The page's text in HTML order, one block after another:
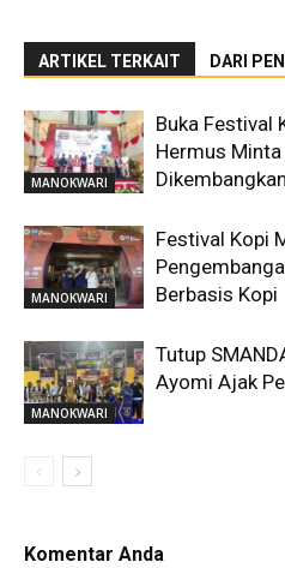
ARTIKEL TERKAIT DARI
MANOKWARI
Buka Festival
Hermus
Dikembangkan
MANOKWARI
Festival Kopi
Berbasis Kopi
MANOKWARI
Tutup
Ayomi Ajak
Komentar Anda